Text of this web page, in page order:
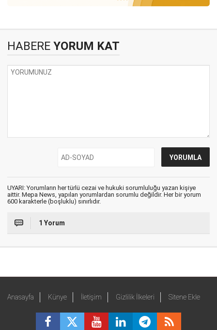
HABERE YORUM KAT
UYARI: Yorumların her türlü cezai ve hukuki sorumluluğu yazan kişiye
aittir. Mepa News, yapılan yorumlardan sorumlu değildir. Her bir yorum
600 karakterle (boşluklu) sınırlıdır.
1 Yorum
Anasayfa Künye İletişim Gizlilik İlkeleri Sitene Ekle